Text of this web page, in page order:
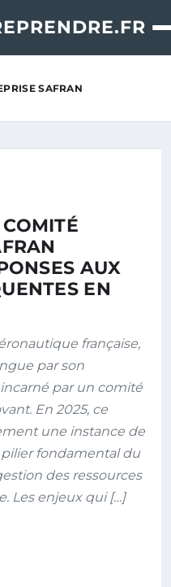
SAFRAN
AUX
EN
française,
par son
par un comité
En 2025, ce
une instance de
fondamental du
des ressources
Les enjeux qui […]